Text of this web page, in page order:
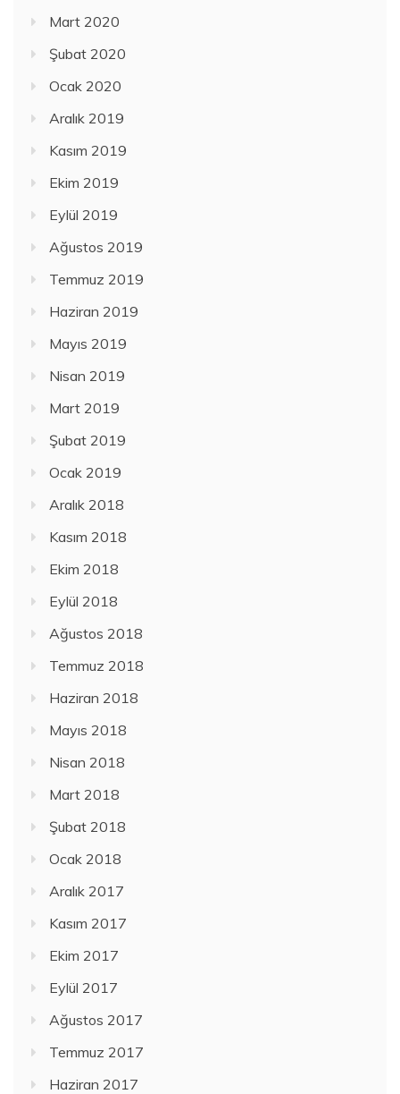
Mart 2020
Şubat 2020
Ocak 2020
Aralık 2019
Kasım 2019
Ekim 2019
Eylül 2019
Ağustos 2019
Temmuz 2019
Haziran 2019
Mayıs 2019
Nisan 2019
Mart 2019
Şubat 2019
Ocak 2019
Aralık 2018
Kasım 2018
Ekim 2018
Eylül 2018
Ağustos 2018
Temmuz 2018
Haziran 2018
Mayıs 2018
Nisan 2018
Mart 2018
Şubat 2018
Ocak 2018
Aralık 2017
Kasım 2017
Ekim 2017
Eylül 2017
Ağustos 2017
Temmuz 2017
Haziran 2017